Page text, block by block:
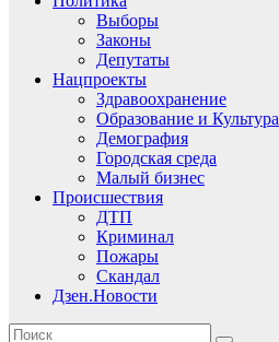
Выборы
Законы
Депутаты
Нацпроекты
Здравоохранение
Образование и Культура
Демография
Городская среда
Малый бизнес
Происшествия
ДТП
Криминал
Пожары
Скандал
Дзен.Новости